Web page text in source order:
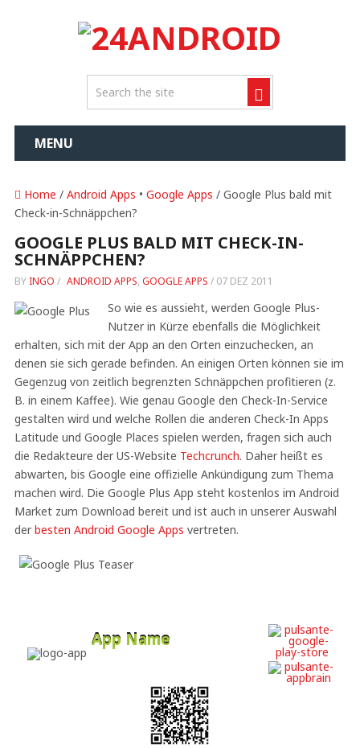
MENU
Home / Android Apps • Google Apps / Google Plus bald mit
Check-in-Schnäppchen?
GOOGLE PLUS BALD MIT CHECK-IN-
SCHNÄPPCHEN?
BY INGO / ANDROID APPS, GOOGLE APPS / 07 DEZ 2011
So wie es aussieht, werden Google Plus-
Nutzer in Kürze ebenfalls die Möglichkeit
erhalten, sich mit der App an den Orten einzuchecken, an
denen sie sich gerade befinden. An einigen Orten können sie im
Gegenzug von zeitlich begrenzten Schnäppchen profitieren (z.
B. in einem Kaffee). Wie genau Google den Check-In-Service
gestalten wird und welche Rollen die anderen Check-In Apps
Latitude und Google Places spielen werden, fragen sich auch
die Redakteure der US-Website Techcrunch. Daher heißt es
abwarten, bis Google eine offizielle Ankündigung zum Thema
machen wird. Die Google Plus App steht kostenlos im Android
Market zum Download bereit und ist auch in unserer Auswahl
der besten Android Google Apps vertreten.
App Name